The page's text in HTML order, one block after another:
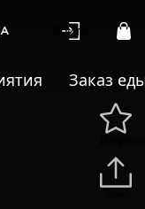
Войти
Заказ